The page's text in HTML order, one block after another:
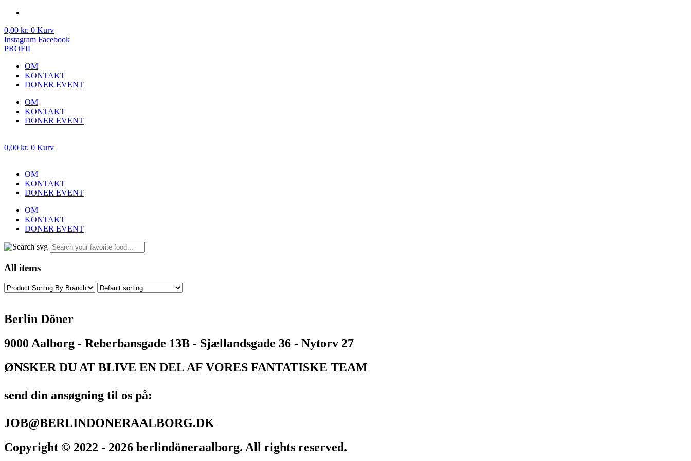
0,00 kr. 0 Kurv
Instagram Facebook
PROFIL
OM
KONTAKT
DONER EVENT
OM
KONTAKT
DONER EVENT
0,00 kr. 0 Kurv
OM
KONTAKT
DONER EVENT
OM
KONTAKT
DONER EVENT
All items
Berlin Döner
9000 Aalborg - Reberbansgade 13B - Sjællandsgade 36 - Nytorv 27
ØNSKER DU AT BLIVE EN DEL AF VORES FANTATISKE TEAM
send din ansøgning til os på:
JOB@BERLINDONERAALBORG.DK
Copyright © 2022 - 2026 berlindöneraalborg. All rights reserved.